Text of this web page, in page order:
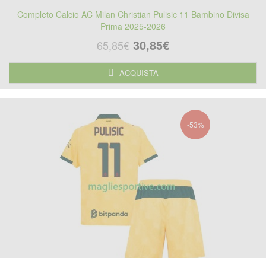
Completo Calcio AC Milan Christian Pulisic 11 Bambino Divisa
Prima 2025-2026
65,85€ 30,85€
ACQUISTA
-53%